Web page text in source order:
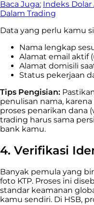
Baca Juga: Indeks Dolar
Dalam Trading
Data yang perlu kamu
Nama lengkap
Alamat email aktif
Alamat domisili
Status pekerjaan
Tips Pengisian:
penulisan nama,
proses penarikan dana
trading harus sama
bank kamu.
4. Verifikasi
Banyak pemula yang
foto KTP. Proses ini
standar keamanan
kamu sendiri. Di HSB,